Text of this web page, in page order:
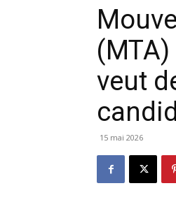
veut
15 mai 2026